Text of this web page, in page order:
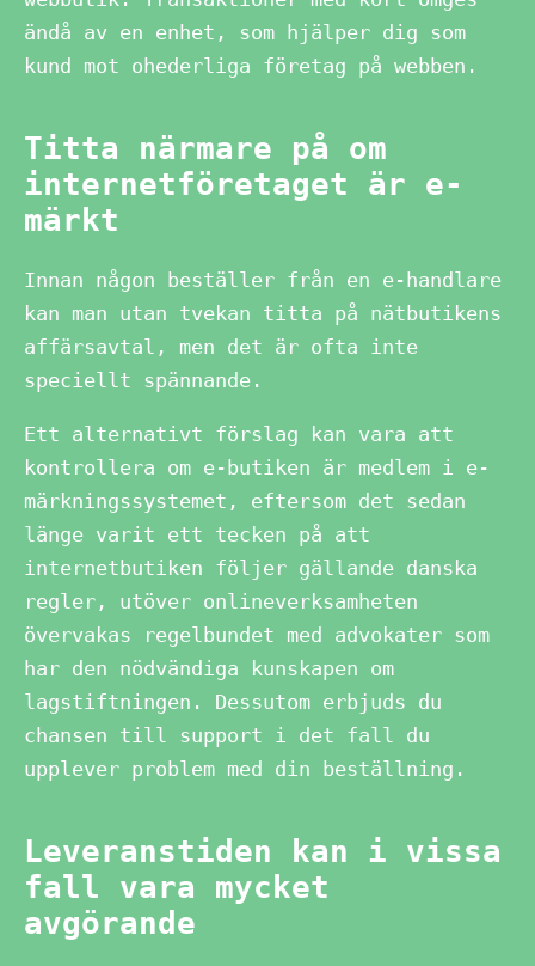
ändå av en enhet, som hjälper dig som
kund mot ohederliga företag på webben.
Titta närmare på om
internetföretaget är e-
märkt
Innan någon beställer från en e-handlare
kan man utan tvekan titta på nätbutikens
affärsavtal, men det är ofta inte
speciellt spännande.
Ett alternativt förslag kan vara att
kontrollera om e-butiken är medlem i e-
märkningssystemet, eftersom det sedan
länge varit ett tecken på att
internetbutiken följer gällande danska
regler, utöver onlineverksamheten
övervakas regelbundet med advokater som
har den nödvändiga kunskapen om
lagstiftningen. Dessutom erbjuds du
chansen till support i det fall du
upplever problem med din beställning.
Leveranstiden kan i vissa
fall vara mycket
avgörande